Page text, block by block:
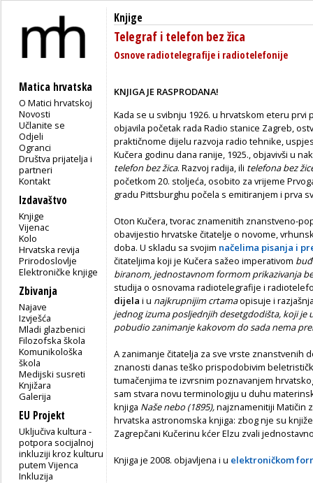
Matica hrvatska
O Matici hrvatskoj
Novosti
Učlanite se
Odjeli
Ogranci
Društva prijatelja i
partneri
Kontakt
Izdavaštvo
Knjige
Vijenac
Kolo
Hrvatska revija
Prirodoslovlje
Elektroničke knjige
Zbivanja
Najave
Izvješća
Mladi glazbenici
Filozofska škola
Komunikološka
škola
Medijski susreti
Knjižara
Galerija
EU Projekt
Uključiva kultura -
potpora socijalnoj
inkluziji kroz kulturu
putem Vijenca
Inkluzija
Knjige
Telegraf i telefon bez žica
Osnove radiotelegrafije i radiotelefonije
KNJIGA JE RASPRODANA!
Kada se u svibnju 1926. u hrvatskom eteru prvi
objavila početak rada Radio stanice Zagreb,
praktičnome dijelu razvoja radio tehnike,
Kučera godinu dana ranije, 1925., objavivši u
telefon bez žica. Razvoj radija, ili telefona bez
početkom 20. stoljeća, osobito za vrijeme
gradu Pittsburghu počela s emitiranjem i prva
Oton Kučera, tvorac znamenitih znanstveno-
obavijestio hrvatske čitatelje o novome,
doba. U skladu sa svojim načelima pisanja i
čitateljima koji je Kučera sažeo imperativom
biranom, jednostavnom formom prikazivanja
studija o osnovama radiotelegrafije i
dijela i u najkrupnijim crtamaopisuje i
jednog izuma posljednjih desetgdodišta, koji je
pobudio zanimanje kakovom do sada nema
A zanimanje čitatelja za sve vrste znanstvenih
znanosti danas teško prispodobivim
tumačenjima te izvrsnim poznavanjem
sam stvara novu terminologiju u duhu
knjiga Naše nebo (1895),najznamenitiji Matičin
hrvatska astronomska knjiga: zbog nje su
Zagrepčani Kučerinu kćer Elzu zvali
Knjiga je 2008. objavljena i u elektroničkom